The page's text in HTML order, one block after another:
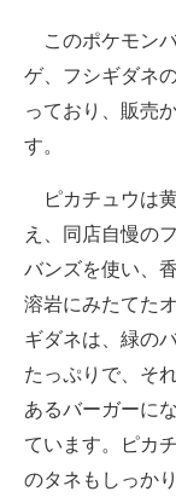
ITエンジニア向
企業向けIT製品
製造業のIT導入
モノづくり技術
エレクトロニクス
電子設計の基本
エネルギーの専
建設×テクノロジ
このポケモン
ゲ、フシギダネ
っており、販売
す。
ピカチュウは
え、同店自慢の
バンズを使い、
溶岩にみたてた
ギダネは、緑の
たっぷりで、そ
あるバーガーに
ています。ピカ
のタネもしっか